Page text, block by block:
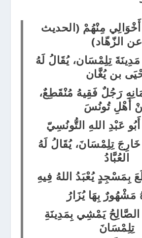
مِنْهُمْ (الحديث
عن الزّهّاد)
تِلِمْسَان، يُقَالُ لَهُ
بن يُغَّان
رَجُلٌ فَقِيهُ مُنْقَطِعٌ،
أَهْلِ تُونُسَ
عَبْدِ اللهِ التُّونُسِيّ
تِلِمْسَانَ، يُقَالُ لَهُ
العُبَّادُ
بِمَسْجِدٍ يُعْبَدُ اللهُ فِيهِ
مَشْهُورٌ بِهَا يُزَارُ
الصَّالِحُ يَمْشِي بِمَدِينَةِ
تِلِمْسَانَ